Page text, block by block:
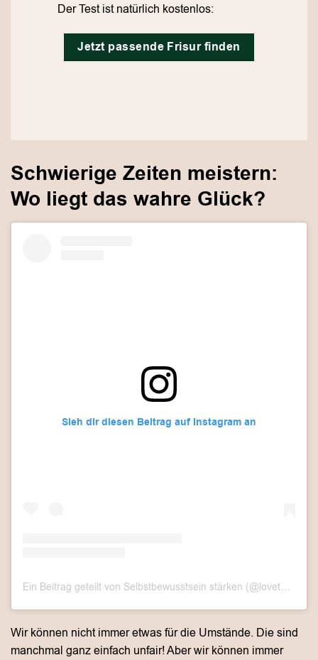
Der Test ist natürlich kostenlos:
Jetzt passende Frisur finden
Schwierige Zeiten meistern:
Wo liegt das wahre Glück?
Sieh dir diesen Beitrag auf Instagram an
Ein Beitrag geteilt von Selbstbewusstsein stärken (@lovethislook.de)
Wir können nicht immer etwas für die Umstände. Die sind
manchmal ganz einfach unfair! Aber wir können immer